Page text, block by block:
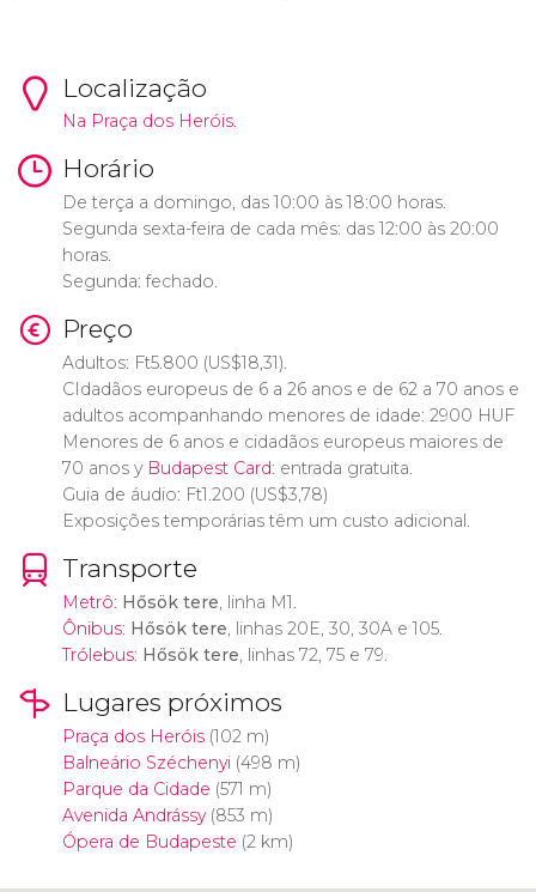
Localização
Na Praça dos Heróis.
Horário
De terça a domingo, das 10:00 às 18:00 horas.
Segunda sexta-feira de cada mês: das 12:00 às 20:00
horas.
Segunda: fechado.
Preço
Adultos: Ft5.800 (US$18,31).
CIdadãos europeus de 6 a 26 anos e de 62 a 70 anos e
adultos acompanhando menores de idade: 2900 HUF
Menores de 6 anos e cidadãos europeus maiores de
70 anos y Budapest Card: entrada gratuita.
Guia de áudio: Ft1.200 (US$3,78)
Exposições temporárias têm um custo adicional.
Transporte
Metrô: Hősök tere, linha M1.
Ônibus: Hősök tere, linhas 20E, 30, 30A e 105.
Trólebus: Hősök tere, linhas 72, 75 e 79.
Lugares próximos
Praça dos Heróis(102 m)
Balneário Széchenyi(498 m)
Parque da Cidade (571 m)
Avenida Andrássy(853 m)
Ópera de Budapeste (2 km)